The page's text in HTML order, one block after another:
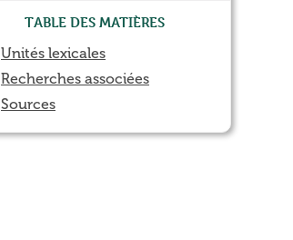
Table des matières
Unités lexicales
Recherches associées
Sources